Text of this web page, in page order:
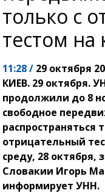
только с
тестом на
11:28 / 29 октября
КИЕВ. 29 октября.
продолжили до 8
свободное
распространяться
отрицательный
среду, 28 октября,
Словакии Игорь
информирует УНН.